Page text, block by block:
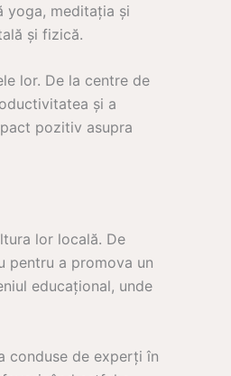
yoga, meditația și
și fizică.
lor. De la centre de
și a
pozitiv asupra
lor locală. De
pentru a promova un
educațional, unde
conduse de experți în